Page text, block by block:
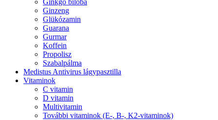
Ginzeng
Glükózamin
Guarana
Gurmar
Koffein
Propolisz
Szabalpálma
Medistus Antivirus lágypasztilla
Vitaminok
C vitamin
D vitamin
Multivitamin
További vitaminok (E-, B-, K2-vitaminok)